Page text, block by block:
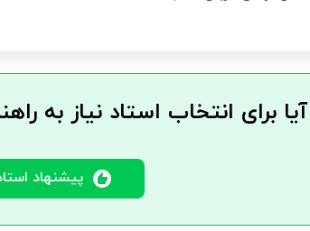
آیا برای انتخاب استاد نیاز به
پیشنهاد